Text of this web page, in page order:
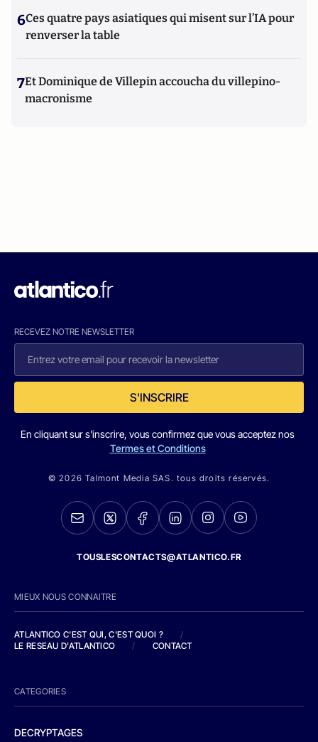
6Ces quatre pays asiatiques qui misent sur l’IA pour
renverser la table
7Et Dominique de Villepin accoucha du villepino-
macronisme
RECEVEZ NOTRE NEWSLETTER
S'INSCRIRE
En cliquant sur s'inscrire, vous confirmez que vous acceptez nos
Termes et Conditions
© 2026 Talmont Media SAS. tous droits réservés.
TOUSLESCONTACTS@ATLANTICO.FR
MIEUX NOUS CONNAITRE
ATLANTICO C'EST QUI, C'EST QUOI ?
/
LE RESEAU D'ATLANTICO
/ CONTACT
CATEGORIES
DECRYPTAGES